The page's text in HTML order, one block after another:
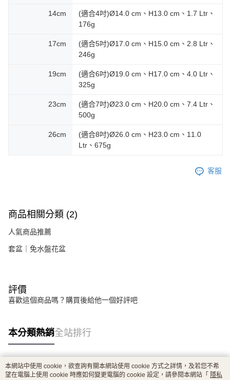
14cm
(適合4吋)Ø14.0 cm、H13.0 cm、1.7 Ltr、
176g
17cm
(適合5吋)Ø17.0 cm、H15.0 cm、2.8 Ltr、
246g
19cm
(適合6吋)Ø19.0 cm、H17.0 cm、4.0 Ltr、
325g
23cm
(適合7吋)Ø23.0 cm、H20.0 cm、7.4 Ltr、
500g
26cm
(適合8吋)Ø26.0 cm、H23.0 cm、11.0
Ltr、675g
客服
商品相關分類 (2)
人氣商品推薦
套盆｜免水盤花盆
評價
喜歡這個商品嗎？購買後給他一個好評吧
本分類熱銷全站排行
熱門標籤
本網站中使用 cookie，欲查詢有關本網站使用 cookie 方式之詳情，及若您不希
望在電腦上使用 cookie 時應如何變更電腦的 cookie 設定，請參閱本網站「 隱私